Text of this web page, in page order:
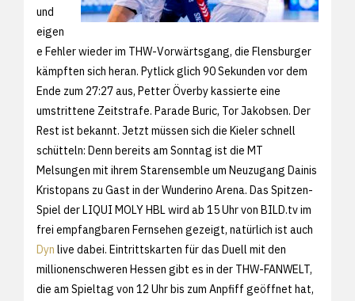
und
eigen
e Fehler wieder im THW-Vorwärtsgang, die Flensburger
kämpften sich heran. Pytlick glich 90 Sekunden vor dem
Ende zum 27:27 aus, Petter Överby kassierte eine
umstrittene Zeitstrafe. Parade Buric, Tor Jakobsen. Der
Rest ist bekannt. Jetzt müssen sich die Kieler schnell
schütteln: Denn bereits am Sonntag ist die MT
Melsungen mit ihrem Starensemble um Neuzugang Dainis
Kristopans zu Gast in der Wunderino Arena. Das Spitzen-
Spiel der LIQUI MOLY HBL wird ab 15 Uhr von BILD.tv im
frei empfangbaren Fernsehen gezeigt, natürlich ist auch
Dyn live dabei. Eintrittskarten für das Duell mit den
millionenschweren Hessen gibt es in der THW-FANWELT,
die am Spieltag von 12 Uhr bis zum Anpfiff geöffnet hat,